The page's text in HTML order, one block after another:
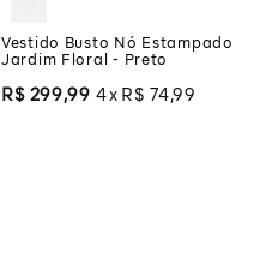
Vestido Busto Nó Estampado
Jardim Floral - Preto
R$ 299,99 4 R$ 74,99